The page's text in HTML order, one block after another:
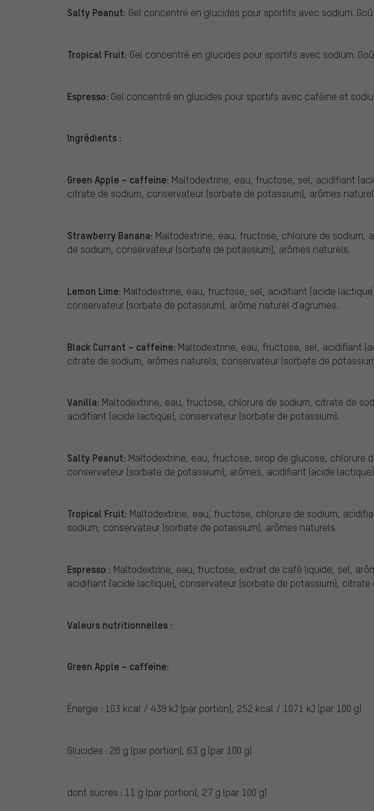
Salty Peanut: Gel concentré en glucides pour sportifs avec sodium.
Tropical Fruit: Gel concentré en glucides pour sportifs avec sodium.
Espresso: Gel concentré en glucides pour sportifs avec caféine et
Ingrédients :
Green Apple – caffeine: Maltodextrine, eau, fructose, sel, acidifiant
citrate de sodium, conservateur (sorbate de potassium), arômes
Strawberry Banana: Maltodextrine, eau, fructose, chlorure de sodium,
de sodium, conservateur (sorbate de potassium), arômes naturels.
Lemon Lime: Maltodextrine, eau, fructose, sel, acidifiant (acide
conservateur (sorbate de potassium), arôme naturel d’agrumes.
Black Currant – caffeine: Maltodextrine, eau, fructose, sel, acidifiant
citrate de sodium, arômes naturels, conservateur (sorbate de
Vanilla: Maltodextrine, eau, fructose, chlorure de sodium, citrate de
acidifiant (acide lactique), conservateur (sorbate de potassium).
Salty Peanut: Maltodextrine, eau, fructose, sirop de glucose, chlorure
conservateur (sorbate de potassium), arômes, acidifiant (acide
Tropical Fruit: Maltodextrine, eau, fructose, chlorure de sodium,
sodium, conservateur (sorbate de potassium), arômes naturels.
Espresso : Maltodextrine, eau, fructose, extrait de café liquide, sel,
acidifiant (acide lactique), conservateur (sorbate de potassium), citrate
Valeurs nutritionnelles :
Green Apple – caffeine:
Énergie : 103 kcal / 439 kJ (par portion), 252 kcal / 1071 kJ (par 100 g)
Glucides : 26 g (par portion), 63 g (par 100 g)
dont sucres : 11 g (par portion), 27 g (par 100 g)